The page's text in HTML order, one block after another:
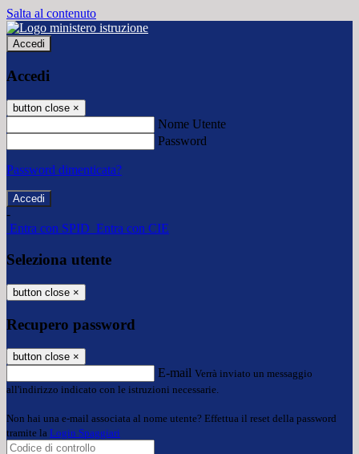
Salta al contenuto
Accedi
Accedi
button close ×
Nome Utente
Password
Password dimenticata?
-
Entra con SPID Entra con CIE
Seleziona utente
button close ×
Recupero password
button close ×
E-mail Verrà inviato un messaggio
all'indirizzo indicato con le istruzioni necessarie.
Non hai una e-mail associata al nome utente? Effettua il reset della password
tramite la Login Spaggiari